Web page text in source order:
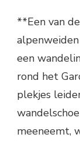
**Een van
een
rond het
plekjes
meeneemt,